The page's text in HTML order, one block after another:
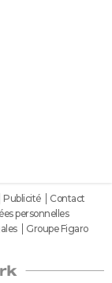
Publicité
Contact
personnelles
Groupe Figaro